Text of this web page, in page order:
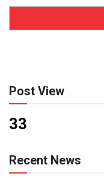
Post View
33
Recent News